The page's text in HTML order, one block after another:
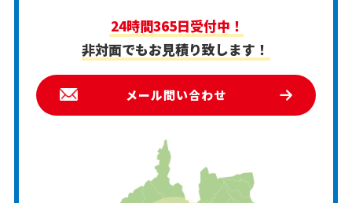
24時間365日受付中！
非対面でもお見積り致します！
メール問い合わせ